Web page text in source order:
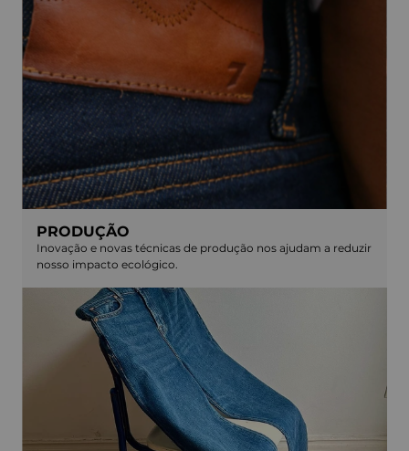
PRODUÇÃO
Inovação e novas técnicas de produção nos ajudam a reduzir
nosso impacto ecológico.